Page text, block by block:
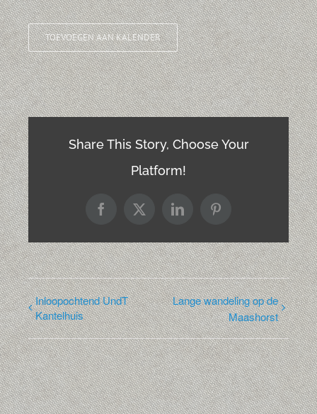
TOEVOEGEN AAN KALENDER
Share This Story, Choose Your
Platform!
Facebook
X LinkedInPinterest
Inloopochtend UndT
Kantelhuis
Lange wandeling op de
Maashorst